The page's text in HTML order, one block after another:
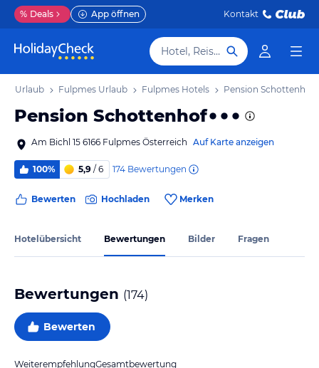
% Deals App öffnen Kontakt
Hotel, Reiseziel
Urlaub Fulpmes Urlaub Fulpmes Hotels Pension Schottenhof
Pension Schottenhof
Am Bichl 15 6166 Fulpmes Österreich Auf Karte anzeigen
100% 5,9 / 6 174 Bewertungen
Bewerten Hochladen Merken
Hotelübersicht Bewertungen Bilder Fragen
Bewertungen (174)
Bewerten
WeiterempfehlungGesamtbewertung